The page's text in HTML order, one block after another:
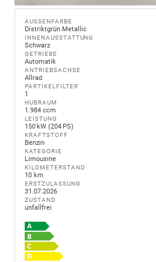
AUSSENFARBE
Distriktgrün Metallic
INNENAUSSTATTUNG
Schwarz
GETRIEBE
Automatik
ANTRIEBSACHSE
Allrad
PARTIKELFILTER
1
HUBRAUM
1.984 ccm
LEISTUNG
150 kW (204 PS)
KRAFTSTOFF
Benzin
KATEGORIE
Limousine
KILOMETERSTAND
10 km
ERSTZULASSUNG
31.07.2026
ZUSTAND
unfallfrei